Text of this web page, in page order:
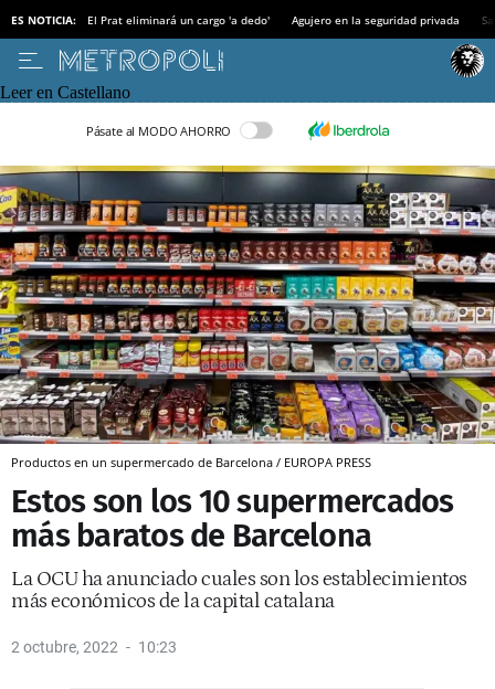
ES NOTICIA: El Prat eliminará un cargo 'a dedo' Agujero en la seguridad privada
Leer en Castellano
Pásate al MODO AHORRO
Productos en un supermercado de Barcelona / EUROPA PRESS
Estos son los 10 supermercados
más baratos de Barcelona
La OCU ha anunciado cuales son los establecimientos
más económicos de la capital catalana
2 octubre, 2022 10:23